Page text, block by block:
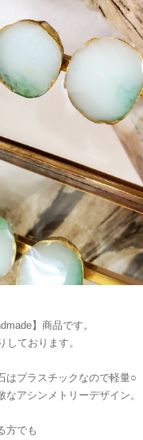
】商品です。
しております。
はプラスチックなので軽量○
なアシンメトリーデザイン。
方でも